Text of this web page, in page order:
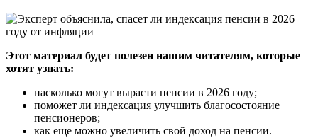
Этот материал будет полезен нашим читателям, которые
хотят узнать:
насколько могут вырасти пенсии в 2026 году;
поможет ли индексация улучшить благосостояние
пенсионеров;
как еще можно увеличить свой доход на пенсии.